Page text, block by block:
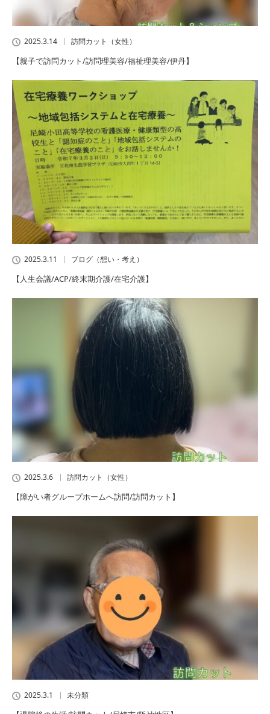
2025.3.14 訪問カット（女性）
【親子で訪問カット/訪問理美容/福祉理美容/伊丹】
2025.3.11 ブログ（想い・考え）
【人生会議/ACP/終末期介護/在宅介護】
2025.3.6 訪問カット（女性）
【障がい者グループホームへ訪問/訪問カット】
2025.3.1 未分類